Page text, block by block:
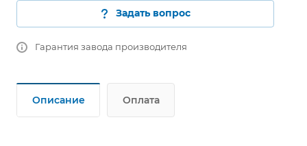
Задать вопрос
Гарантия завода производителя
Описание Оплата